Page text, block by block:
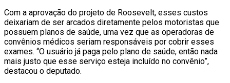
Com a aprovação do projeto de Roosevelt, esses custos
deixariam de ser arcados diretamente pelos motoristas que
possuem planos de saúde, uma vez que as operadoras de
convênios médicos seriam responsáveis por cobrir esses
exames. “O usuário já paga pelo plano de saúde, então nada
mais justo que esse serviço esteja incluído no convênio”,
destacou o deputado.